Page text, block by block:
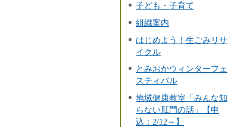
子ども・子育て
組織案内
はじめよう！生ごみリサ
イクル
とみおかウィンターフェ
スティバル
地域健康教室「みんな知
らない肛門の話」【申
込：2/12～】